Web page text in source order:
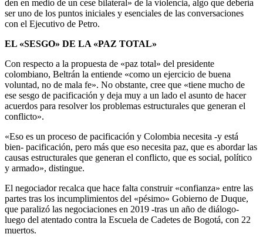
den en medio de un cese bilateral» de la violencia, algo que debería
ser uno de los puntos iniciales y esenciales de las conversaciones
con el Ejecutivo de Petro.
EL «SESGO» DE LA «PAZ TOTAL»
Con respecto a la propuesta de «paz total» del presidente
colombiano, Beltrán la entiende «como un ejercicio de buena
voluntad, no de mala fe». No obstante, cree que «tiene mucho de
ese sesgo de pacificación y deja muy a un lado el asunto de hacer
acuerdos para resolver los problemas estructurales que generan el
conflicto».
«Eso es un proceso de pacificación y Colombia necesita -y está
bien- pacificación, pero más que eso necesita paz, que es abordar las
causas estructurales que generan el conflicto, que es social, político
y armado», distingue.
El negociador recalca que hace falta construir «confianza» entre las
partes tras los incumplimientos del «pésimo» Gobierno de Duque,
que paralizó las negociaciones en 2019 -tras un año de diálogo-
luego del atentado contra la Escuela de Cadetes de Bogotá, con 22
muertos.